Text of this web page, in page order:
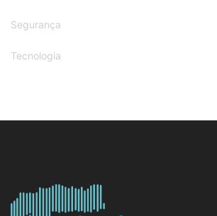
Segurança
Tecnologia